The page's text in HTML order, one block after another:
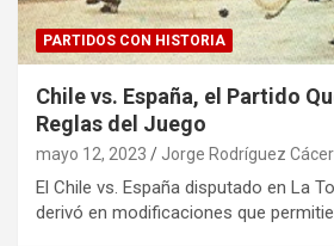
PARTIDOS CON HISTORIA
Chile vs. España, el Partido
Reglas del Juego
mayo 12, 2023 Jorge Rodríguez
El Chile vs. España disputado en La
derivó en modificaciones que